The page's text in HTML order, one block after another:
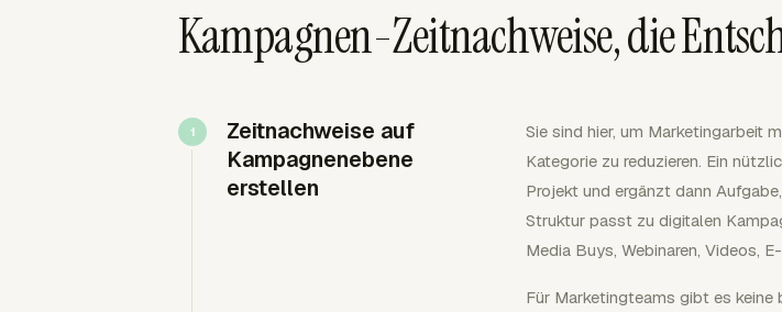
Kampagnen-Zeitnachweise, die
Zeitnachweise auf
Kampagnenebene
erstellen
Sie sind hier, um Marketingarbeit
Kategorie zu reduzieren. Ein
Projekt und ergänzt dann
Struktur passt zu digitalen
Media Buys, Webinaren, Videos,
Für Marketingteams gibt es keine